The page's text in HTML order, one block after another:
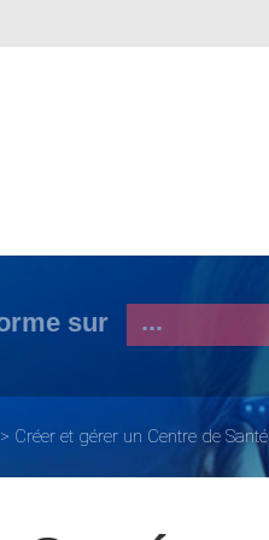
sur
Créer et gérer un Centre de Santé